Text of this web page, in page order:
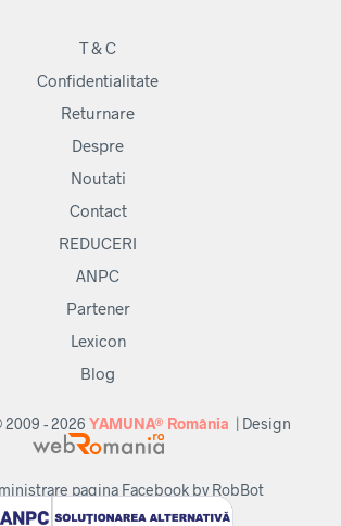
T & C
Confidentialitate
Returnare
Despre
Noutati
Contact
REDUCERI
ANPC
Partener
Lexicon
Blog
2009 - 2026 YAMUNA® România | Design
pagina Facebook by RobBot